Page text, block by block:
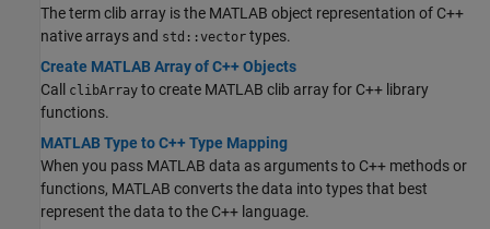
The term clib array is the MATLAB object representation of C++
native arrays and std::vector types.
Create MATLAB Array of C++ Objects
Call
clibArray to create MATLAB clib array for C++ library
functions.
MATLAB Type to C++ Type Mapping
When you pass MATLAB data as arguments to C++ methods or
functions, MATLAB converts the data into types that best
represent the data to the C++ language.